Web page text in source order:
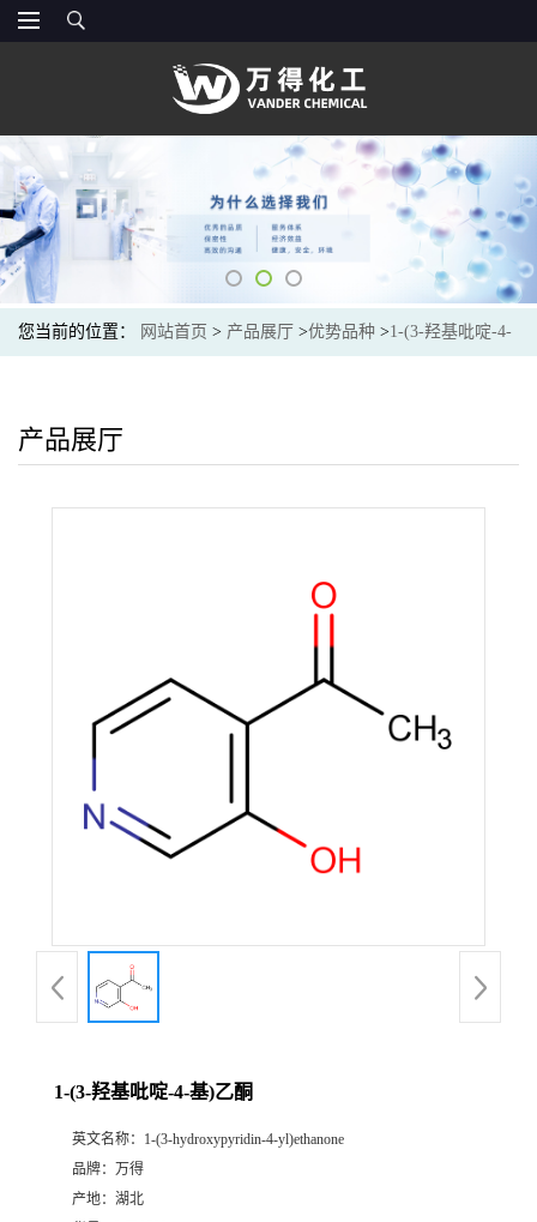
您当前的位置： 网站首页 > 产品展厅 >优势品种 >1-(3-羟基吡啶-4-
产品展厅
1-(3-羟基吡啶-4-基)乙酮
英文名称： 1-(3-hydroxypyridin-4-yl)ethanone
品牌： 万得
产地： 湖北